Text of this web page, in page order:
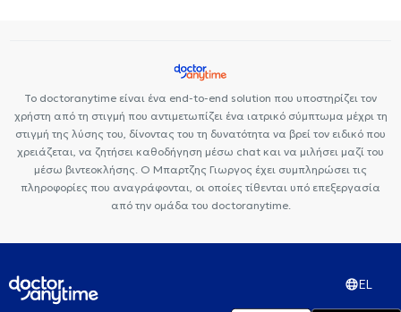
Το doctoranytime είναι ένα end-to-end solution που υποστηρίζει τον
χρήστη από τη στιγμή που αντιμετωπίζει ένα ιατρικό σύμπτωμα μέχρι τη
στιγμή της λύσης του, δίνοντας του τη δυνατότητα να βρεί τον ειδικό που
χρειάζεται, να ζητήσει καθοδήγηση μέσω chat και να μιλήσει μαζί του
μέσω βιντεοκλήσης. Ο Μπαρτζης Γιωργος έχει συμπληρώσει τις
πληροφορίες που αναγράφονται, οι οποίες τίθενται υπό επεξεργασία
από την ομάδα του doctoranytime.
EL